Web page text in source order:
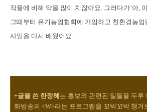
작물에 비해 약을 많이 치잖아요. 그러다가‘아,
그때부터 유기농업협회에 가입하고 친환경농
사일을 다시 배웠어요.
+글을 쓴 한정혜는 홍보와 관련된 일들을 두
화방송의 <W>라는 프로그램을 꼬박꼬박 챙